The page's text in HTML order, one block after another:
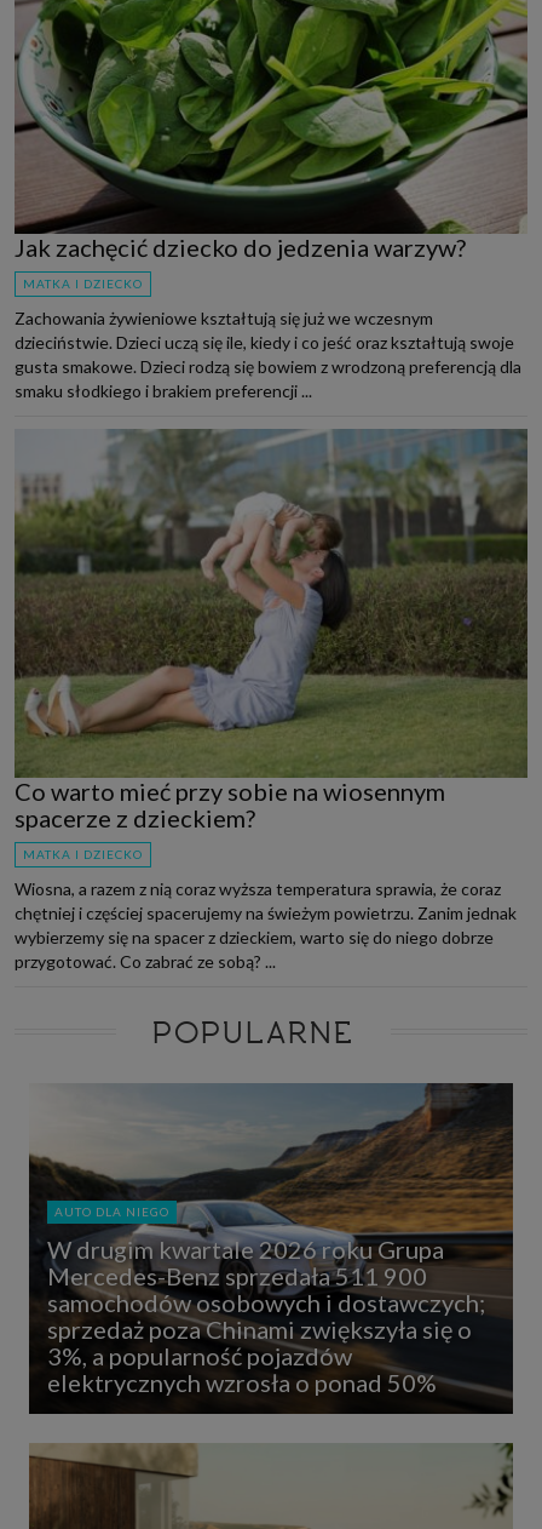
Jak zachęcić dziecko do jedzenia warzyw?
MATKA I DZIECKO
Zachowania żywieniowe kształtują się już we wczesnym
dzieciństwie. Dzieci uczą się ile, kiedy i co jeść oraz kształtują swoje
gusta smakowe. Dzieci rodzą się bowiem z wrodzoną preferencją dla
smaku słodkiego i brakiem preferencji ...
Co warto mieć przy sobie na wiosennym
spacerze z dzieckiem?
MATKA I DZIECKO
Wiosna, a razem z nią coraz wyższa temperatura sprawia, że coraz
chętniej i częściej spacerujemy na świeżym powietrzu. Zanim jednak
wybierzemy się na spacer z dzieckiem, warto się do niego dobrze
przygotować. Co zabrać ze sobą? ...
POPULARNE
AUTO DLA NIEGO
W drugim kwartale 2026 roku Grupa
Mercedes-Benz sprzedała 511 900
samochodów osobowych i dostawczych;
sprzedaż poza Chinami zwiększyła się o
3%, a popularność pojazdów
elektrycznych wzrosła o ponad 50%